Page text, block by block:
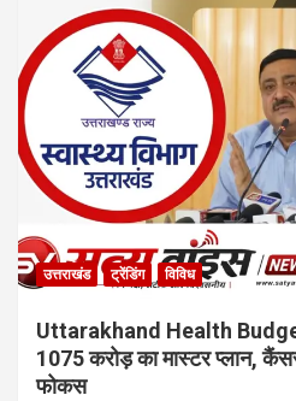
उत्तराखंड ट्रेंडिंग विविध
Uttarakhand Health Budget
1075 करोड़ का मास्टर प्लान,
फोकस